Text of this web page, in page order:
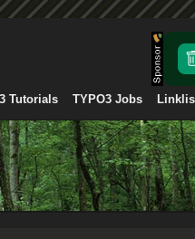
Tutorials TYPO3 Jobs